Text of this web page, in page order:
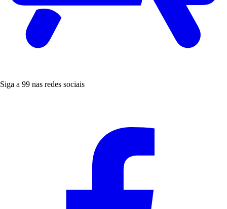
Siga a 99 nas redes sociais